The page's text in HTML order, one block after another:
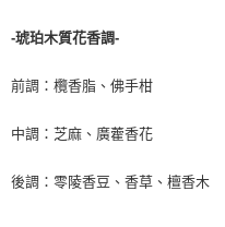
-琥珀木質花香調-
前調：欖香脂、佛手柑
中調：芝麻、廣藿香花
後調：零陵香豆、香草、檀香木